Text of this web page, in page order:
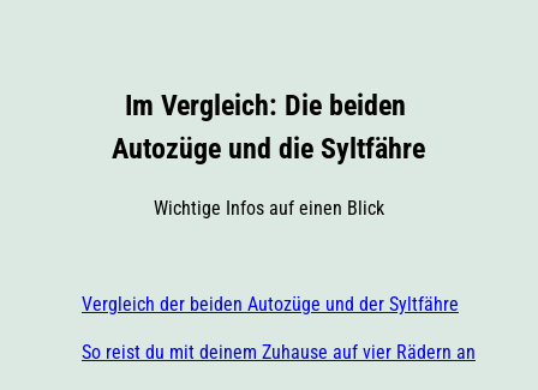
Im Vergleich: Die beiden
Autozüge und die Syltfähre
Wichtige Infos auf einen Blick
Vergleich der beiden Autozüge und der Syltfähre
So reist du mit deinem Zuhause auf vier Rädern an